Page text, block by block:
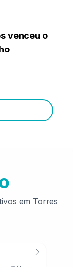
venceu o
em Torres